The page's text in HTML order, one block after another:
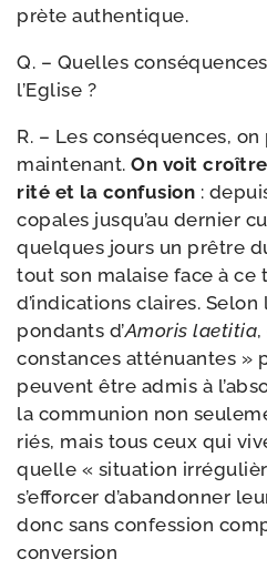
prète authentique.
Q. – Quelles
l’Eglise ?
R. – Les consé­quences,
main­te­nant. On voit
ri­té et la confu­sion :
co­pales jus­qu’au der­nier
quelques jours un prêtre
tout son malaise face à ce
d’in­di­ca­tions claires.
pon­dants d’Amoris lae­ti­tia
cons­tances atté­nuantes »
peuvent être admis à
la com­mu­nion non
riés, mais tous ceux qui
quelle « situa­tion
s’ef­for­cer d’a­ban­don­ner
donc sans confes­sion
conversion